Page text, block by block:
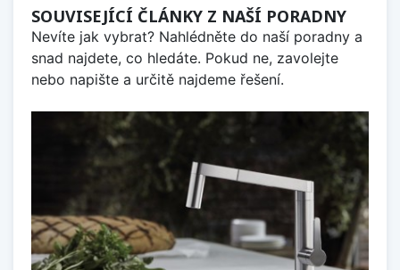
SOUVISEJÍCÍ ČLÁNKY Z NAŠÍ PORADNY
Nevíte jak vybrat? Nahlédněte do naší poradny a
snad najdete, co hledáte. Pokud ne, zavolejte
nebo napište a určitě najdeme řešení.